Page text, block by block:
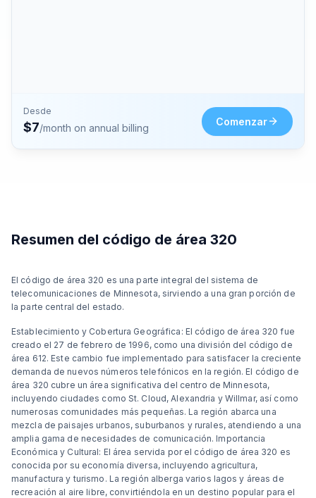
Desde
$7/month on annual billing
Comenzar
Resumen del código de área 320
El código de área 320 es una parte integral del sistema de
telecomunicaciones de Minnesota, sirviendo a una gran porción de
la parte central del estado.
Establecimiento y Cobertura Geográfica: El código de área 320 fue
creado el 27 de febrero de 1996, como una división del código de
área 612. Este cambio fue implementado para satisfacer la creciente
demanda de nuevos números telefónicos en la región. El código de
área 320 cubre un área significativa del centro de Minnesota,
incluyendo ciudades como St. Cloud, Alexandria y Willmar, así como
numerosas comunidades más pequeñas. La región abarca una
mezcla de paisajes urbanos, suburbanos y rurales, atendiendo a una
amplia gama de necesidades de comunicación. Importancia
Económica y Cultural: El área servida por el código de área 320 es
conocida por su economía diversa, incluyendo agricultura,
manufactura y turismo. La región alberga varios lagos y áreas de
recreación al aire libre, convirtiéndola en un destino popular para el